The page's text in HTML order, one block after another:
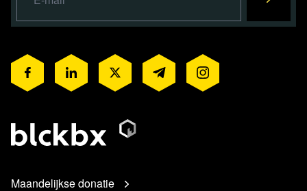
Maandelijkse donatie